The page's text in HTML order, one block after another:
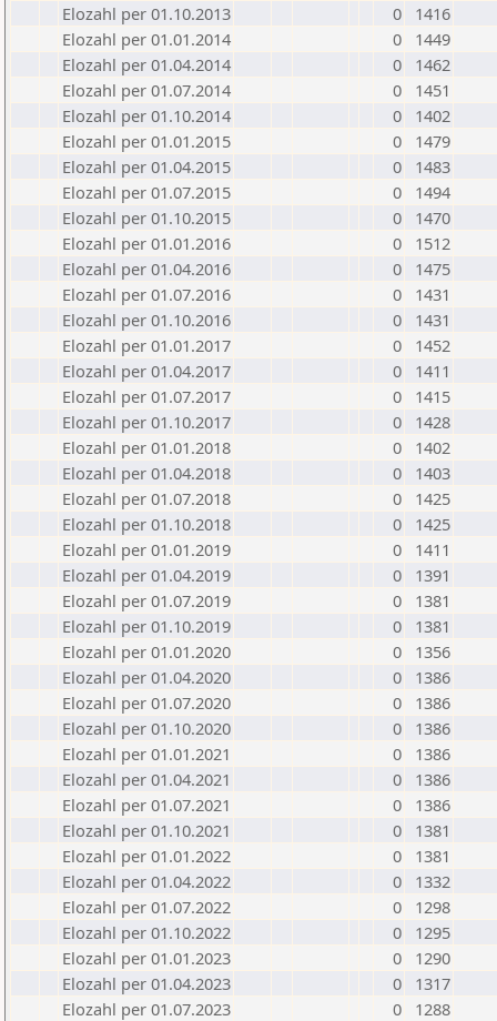
Elozahl per 01.10.2013
0
1416
Elozahl per 01.01.2014
0
1449
Elozahl per 01.04.2014
0
1462
Elozahl per 01.07.2014
0
1451
Elozahl per 01.10.2014
0
1402
Elozahl per 01.01.2015
0
1479
Elozahl per 01.04.2015
0
1483
Elozahl per 01.07.2015
0
1494
Elozahl per 01.10.2015
0
1470
Elozahl per 01.01.2016
0
1512
Elozahl per 01.04.2016
0
1475
Elozahl per 01.07.2016
0
1431
Elozahl per 01.10.2016
0
1431
Elozahl per 01.01.2017
0
1452
Elozahl per 01.04.2017
0
1411
Elozahl per 01.07.2017
0
1415
Elozahl per 01.10.2017
0
1428
Elozahl per 01.01.2018
0
1402
Elozahl per 01.04.2018
0
1403
Elozahl per 01.07.2018
0
1425
Elozahl per 01.10.2018
0
1425
Elozahl per 01.01.2019
0
1411
Elozahl per 01.04.2019
0
1391
Elozahl per 01.07.2019
0
1381
Elozahl per 01.10.2019
0
1381
Elozahl per 01.01.2020
0
1356
Elozahl per 01.04.2020
0
1386
Elozahl per 01.07.2020
0
1386
Elozahl per 01.10.2020
0
1386
Elozahl per 01.01.2021
0
1386
Elozahl per 01.04.2021
0
1386
Elozahl per 01.07.2021
0
1386
Elozahl per 01.10.2021
0
1381
Elozahl per 01.01.2022
0
1381
Elozahl per 01.04.2022
0
1332
Elozahl per 01.07.2022
0
1298
Elozahl per 01.10.2022
0
1295
Elozahl per 01.01.2023
0
1290
Elozahl per 01.04.2023
0
1317
Elozahl per 01.07.2023
0
1288